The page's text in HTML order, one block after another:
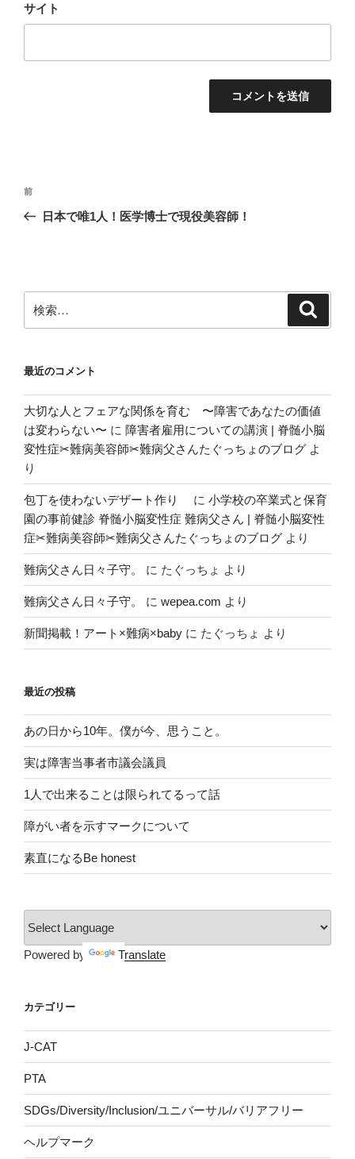
サイト
投
ナ
ー
シ
前
の
前
日本で唯1人！医学博士で現役美容師！
索:
最近のコメント
大切な人とフェアな関係を育む 〜障害であなたの価値
は変わらない〜 に 障害者雇用についての講演 | 脊髄小脳
変性症✂︎難病美容師✂︎難病父さんたぐっちょのブログ よ
り
包丁を使わないデザート作り に 小学校の卒業式と保育
園の事前健診 脊髄小脳変性症 難病父さん | 脊髄小脳変性
症✂︎難病美容師✂︎難病父さんたぐっちょのブログ より
難病父さん日々子守。 に たぐっちょ より
難病父さん日々子守。 に wepea.com より
新聞掲載！アート×難病×baby に たぐっちょ より
最近の投稿
あの日から10年。僕が今、思うこと。
実は障害当事者市議会議員
1人で出来ることは限られてるって話
障がい者を示すマークについて
素直になるBe honest
Powered by Translate
カテゴリー
J-CAT
PTA
SDGs/Diversity/Inclusion/ユニバーサル/バリアフリー
ヘルプマーク